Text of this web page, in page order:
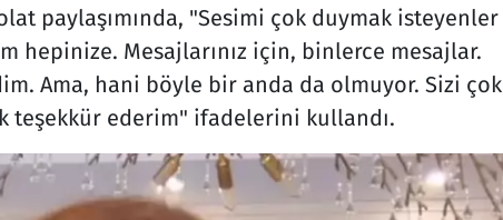
paylaşımında, "Sesimi çok duymak isteyenler
hepinize. Mesajlarınız için, binlerce mesajlar.
Ama, hani böyle bir anda da olmuyor. Sizi çok
teşekkür ederim" ifadelerini kullandı.